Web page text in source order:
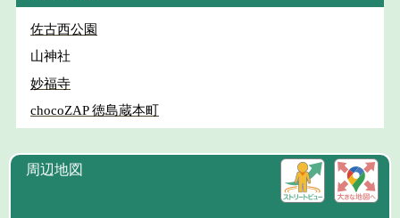
佐古西公園
山神社
妙福寺
chocoZAP 徳島蔵本町
周辺地図